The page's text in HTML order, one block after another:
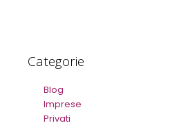
Categorie
Blog
Imprese
Privati